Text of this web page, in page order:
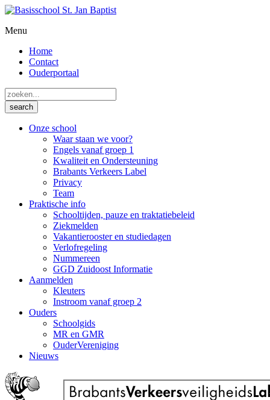
Menu
Home
Contact
Ouderportaal
Onze school
Waar staan we voor?
Engels vanaf groep 1
Kwaliteit en Ondersteuning
Brabants Verkeers Label
Privacy
Team
Praktische info
Schooltijden, pauze en traktatiebeleid
Ziekmelden
Vakantierooster en studiedagen
Verlofregeling
Nummereen
GGD Zuidoost Informatie
Aanmelden
Kleuters
Instroom vanaf groep 2
Ouders
Schoolgids
MR en GMR
OuderVereniging
Nieuws